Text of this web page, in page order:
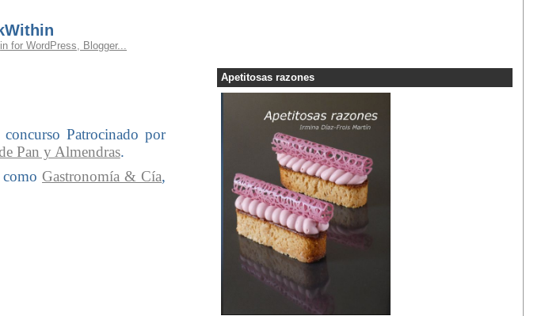
Patrocinado por
Pan y Almendras.
comoGastronomía & Cía,
Apetitosas razones